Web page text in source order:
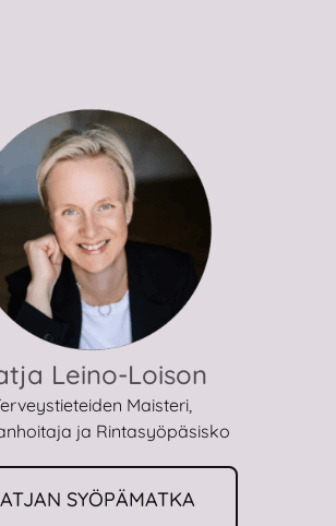
Leino-Loison
Maisteri,
ja Rintasyöpäsisko
SYÖPÄMATKA